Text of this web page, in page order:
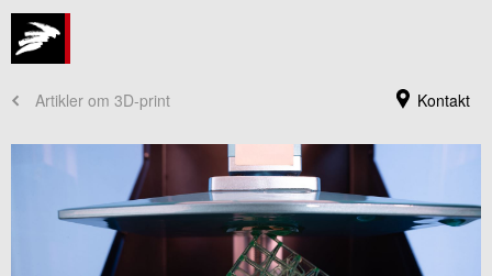
Kontakt
Artikler om 3D-print